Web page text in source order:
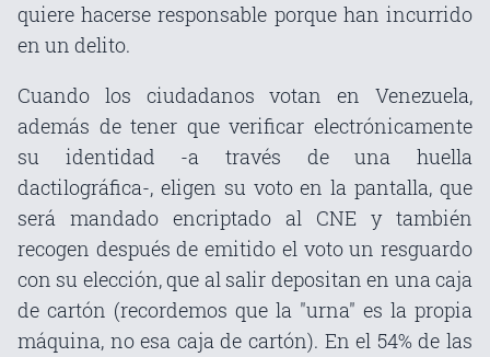
quiere hacerse responsable porque han incurrido
en un delito.
Cuando los ciudadanos votan en Venezuela,
además de tener que verificar electrónicamente
su identidad -a través de una huella
dactilográfica-, eligen su voto en la pantalla, que
será mandado encriptado al CNE y también
recogen después de emitido el voto un resguardo
con su elección, que al salir depositan en una caja
de cartón (recordemos que la "urna" es la propia
máquina, no esa caja de cartón). En el 54% de las